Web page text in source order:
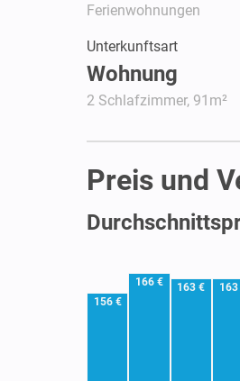
Ferienwohnungen
Unterkunftsart
Wohnung
2 Schlafzimmer, 91m²
Preis und
156 €
166 € 163 € 163